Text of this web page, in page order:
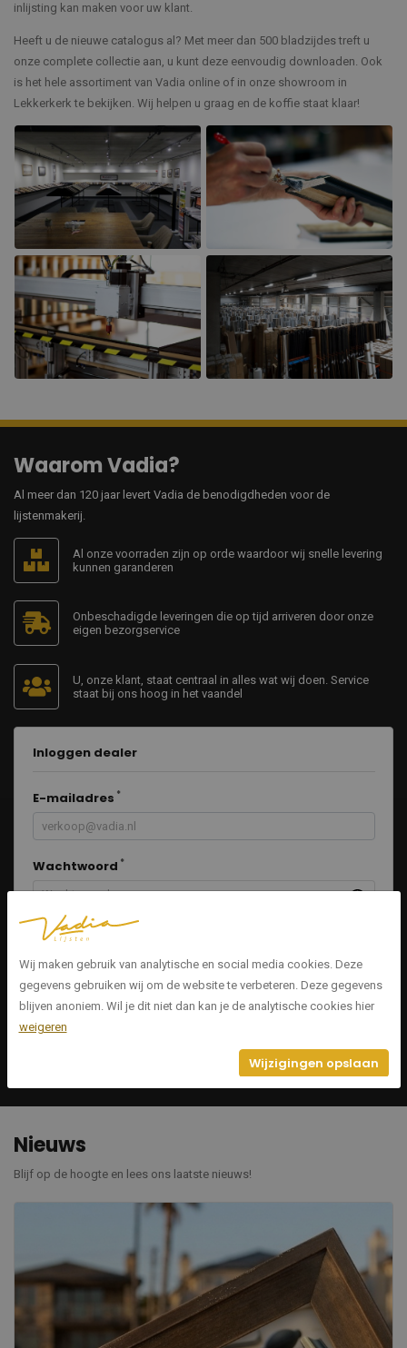
inlijsting kan maken voor uw klant.
Heeft u de nieuwe catalogus al? Met meer dan 500 bladzijdes treft u
onze complete collectie aan, u kunt deze eenvoudig downloaden. Ook
is het hele assortiment van Vadia online of in onze showroom in
Lekkerkerk te bekijken. Wij helpen u graag en de koffie staat klaar!
Waarom Vadia?
Al meer dan 120 jaar levert Vadia de benodigdheden voor de
lijstenmakerij.
Al onze voorraden zijn op orde waardoor wij snelle levering
kunnen garanderen
Onbeschadigde leveringen die op tijd arriveren door onze
eigen bezorgservice
U, onze klant, staat centraal in alles wat wij doen. Service
staat bij ons hoog in het vaandel
Inloggen dealer
E-mailadres
Wachtwoord
Uw wachtwoord vergeten?
Nog geen dealer?
Voor een juiste afhandeling van uw bestellingen dient u zich éénmalig te
Nieuws
Blijf op de hoogte en lees ons laatste nieuws!
Wij maken gebruik van analytische en social media cookies. Deze
gegevens gebruiken wij om de website te verbeteren. Deze gegevens
blijven anoniem. Wil je dit niet dan kan je de analytische cookies hier
weigeren
Wijzigingen opslaan